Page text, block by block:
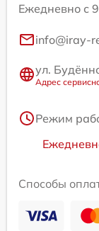
Ежедневно с
info@iray-
ул.
Адрес
Режим
Способы